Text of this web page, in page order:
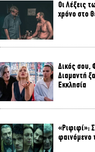
Οι Λέξεις
χρόνο στο
Δικός σου,
Διαμαντή
Εκκλησία
«Ριφιφί»:
φαινόμενο